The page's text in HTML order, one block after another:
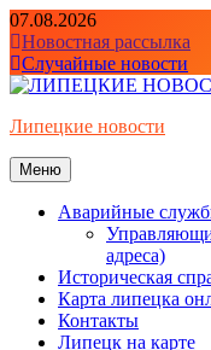
Перейти
к
содержимому
07.08.2026
Новостная рассылка
Случайные новости
Липецкие новости
Меню
Аварийные
адреса)
Историческая
Карта липецка
Контакты
Липецк на карте